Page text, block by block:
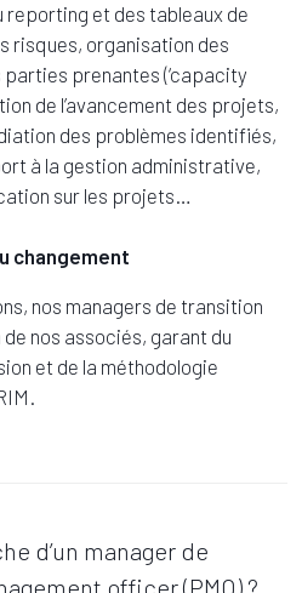
reporting et des tableaux de
risques, organisation des
prenantes (‘capacity
de l’avancement des projets,
des problèmes identifiés,
à la gestion administrative,
sur les projets…
changement
nos managers de transition
nos associés, garant du
et de la méthodologie
d’un manager de